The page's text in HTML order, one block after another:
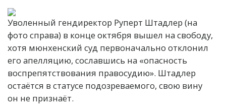
Уволенный гендиректор Руперт Штадлер (на
фото справа) в конце октября вышел на свободу,
хотя мюнхенский суд первоначально отклонил
его апелляцию, сославшись на «опасность
воспрепятствования правосудию». Штадлер
остаётся в статусе подозреваемого, свою вину
он не признаёт.